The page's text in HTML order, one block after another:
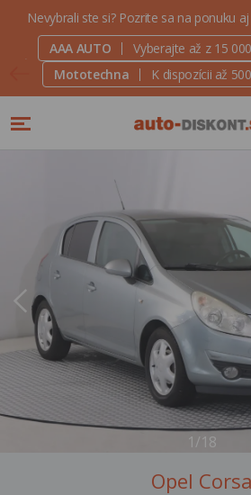
Nevybrali ste si? Pozrite sa na ponuku
AAA AUTO
Vyberajte až z 15
Mototechna
K dispozícii až
1/18
Opel Corsa